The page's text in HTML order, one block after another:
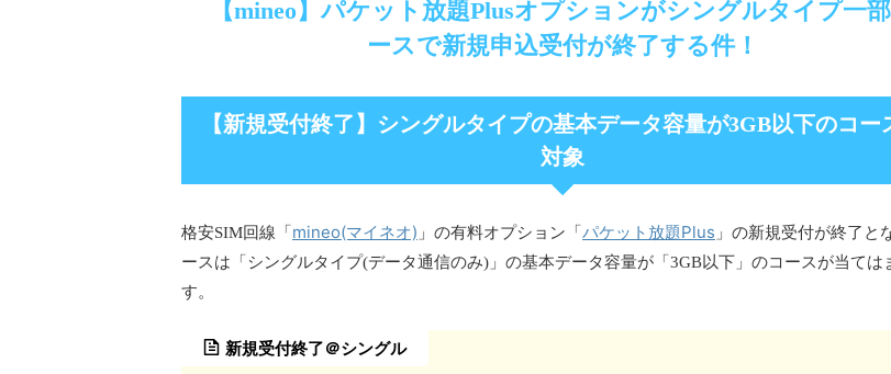
【mineo】パケット放題Plusオプションがシングルタイプ一
ースで新規申込受付が終了する件！
【新規受付終了】シングルタイプの基本データ容量が3GB以下のコー
対象
格安SIM回線「 mineo(マイネオ) 」の有料オプション「 パケット放題Plus 」の新規受付が終了と
ースは「シングルタイプ(データ通信のみ)」の基本データ容量が「3GB以下」のコースが当ては
す。
新規受付終了＠シングル